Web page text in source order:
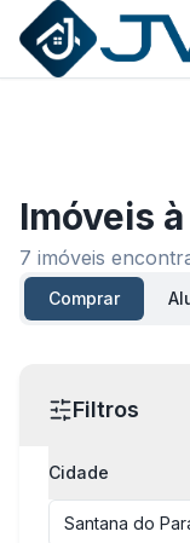
JVR Imóveis
Imóveis
7 imóveis
Comprar
Filtros
Cidade
Santana do